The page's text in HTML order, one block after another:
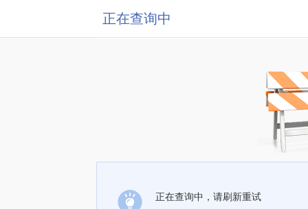
正在查询中
正在查询中，请刷新重试